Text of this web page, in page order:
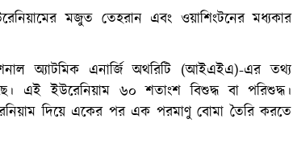
মজুত তেহরান এবং ওয়াশিংটনের মধ্যকার
অ্যাটমিক এনার্জি অথরিটি (আইএইএ)-এর তথ্য
এই ইউরেনিয়াম ৬০ শতাংশ বিশুদ্ধ বা পরিশুদ্ধ।
দিয়ে একের পর এক পরমাণু বোমা তৈরি করতে